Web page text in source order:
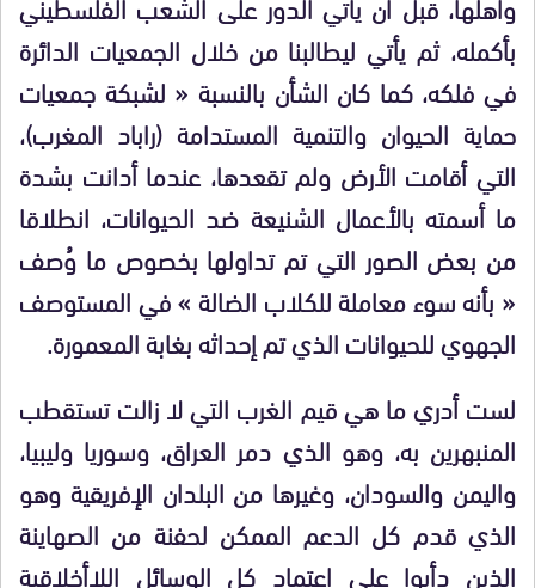
بأكمله، ثم يأتي ليطالبنا من خلال الجمعيات الدائرة
في فلكه، كما كان الشأن بالنسبة « لشبكة جمعيات
حماية الحيوان والتنمية المستدامة (راباد المغرب)،
التي أقامت الأرض ولم تقعدها، عندما أدانت بشدة
ما أسمته بالأعمال الشنيعة ضد الحيوانات، انطلاقا
من بعض الصور التي تم تداولها بخصوص ما وُصف
« بأنه سوء معاملة للكلاب الضالة » في المستوصف
الجهوي للحيوانات الذي تم إحداثه بغابة المعمورة.
لست أدري ما هي قيم الغرب التي لا زالت تستقطب
المنبهرين به، وهو الذي دمر العراق، وسوريا وليبيا،
واليمن والسودان، وغيرها من البلدان الإفريقية وهو
الذي قدم كل الدعم الممكن لحفنة من الصهاينة
الذين دأبوا على اعتماد كل الوسائل اللاأخلاقية